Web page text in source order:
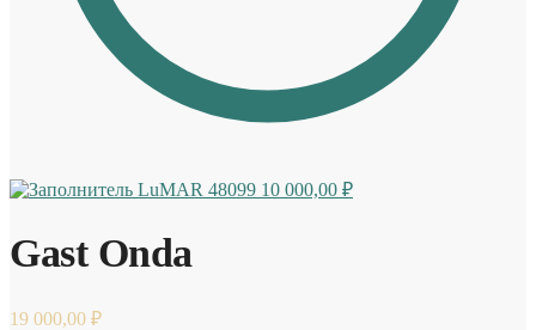
LuMAR 48099 10 000,00 ₽
Gast Onda
19 000,00 ₽